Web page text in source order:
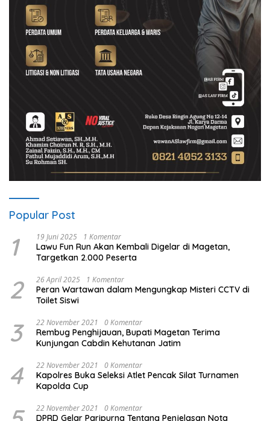
Popular Post
1 19 Juni 2025 1 Komentar
Lawu Fun Run Akan Kembali Digelar di Magetan,
Targetkan 2.000 Peserta
2 26 April 2025 1 Komentar
Peran Wartawan dalam Mengungkap Misteri CCTV di
Toilet Siswi
3 22 November 2021 0 Komentar
Rembug Penghijauan, Bupati Magetan Terima
Kunjungan Cabdin Kehutanan Jatim
4 22 November 2021 0 Komentar
Kapolres Buka Seleksi Atlet Pencak Silat Turnamen
Kapolda Cup
22 November 2021 0 Komentar
DPRD Gelar Paripurna Tentang Penjelasan Nota